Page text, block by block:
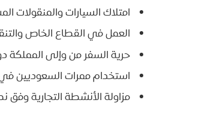
امتلاك السيارات والمنقولات
العمل في القطاع الخاص
حرية السفر من وإلى المملكة
استخدام ممرات السعوديين في
مزاولة الأنشطة التجارية وفق